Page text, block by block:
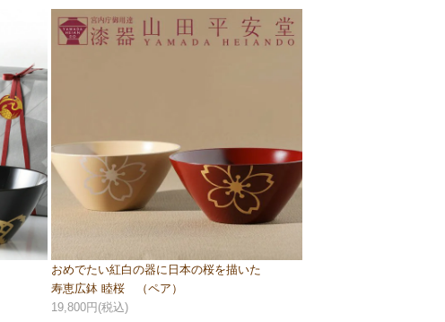
おめでたい紅白の器に日本の桜を描いた
寿恵広鉢 睦桜 （ペア）
19,800円(税込)